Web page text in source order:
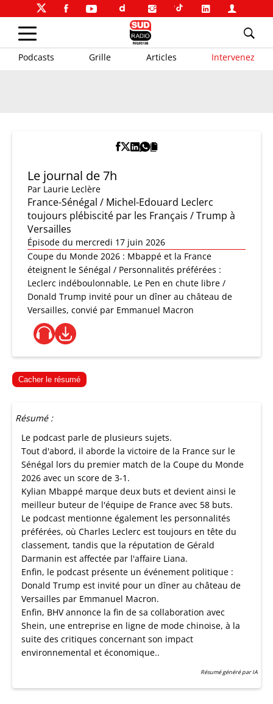
Podcasts Grille Articles Intervenez
Le journal de 7h
Par Laurie Leclère
France-Sénégal / Michel-Edouard Leclerc
toujours plébiscité par les Français / Trump à
Versailles
Épisode du mercredi 17 juin 2026
Coupe du Monde 2026 : Mbappé et la France
éteignent le Sénégal / Personnalités préférées :
Leclerc indéboulonnable, Le Pen en chute libre /
Donald Trump invité pour un dîner au château de
Versailles, convié par Emmanuel Macron
Cacher le résumé
Résumé :
Le podcast parle de plusieurs sujets.
Tout d'abord, il aborde la victoire de la France sur le
Sénégal lors du premier match de la Coupe du Monde
2026 avec un score de 3-1.
Kylian Mbappé marque deux buts et devient ainsi le
meilleur buteur de l'équipe de France avec 58 buts.
Le podcast mentionne également les personnalités
préférées, où Charles Leclerc est toujours en tête du
classement, tandis que la réputation de Gérald
Darmanin est affectée par l'affaire Liana.
Enfin, le podcast présente un événement politique :
Donald Trump est invité pour un dîner au château de
Versailles par Emmanuel Macron.
Enfin, BHV annonce la fin de sa collaboration avec
Shein, une entreprise en ligne de mode chinoise, à la
suite des critiques concernant son impact
environnemental et économique..
Résumé généré par IA